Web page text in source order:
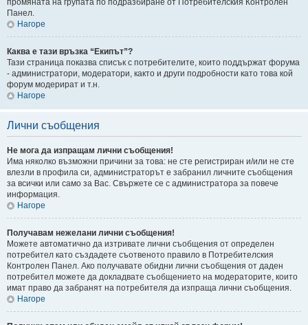
промяната на групата по подразбиране от Потребителския Контролен
Панел.
Нагоре
Каква е тази връзка “Екипът”?
Тази страница показва списък с потребителите, които поддържат форума
- администратори, модератори, както и други подробности като това кой
форум модерират и т.н.
Нагоре
Лични съобщения
Не мога да изпращам лични съобщения!
Има няколко възможни причини за това: не сте регистриран и/или не сте
влезли в профила си, администраторът е забранил личните съобщения
за всички или само за Вас. Свържете се с администратора за повече
информация.
Нагоре
Получавам нежелани лични съобщения!
Можете автоматично да изтривате лични съобщения от определен
потребител като създадете съотвеното правило в Потребителския
Контролен Панел. Ако получавате обидни лични съобщения от даден
потребител можете да докладвате съобщението на модераторите, които
имат право да забранят на потребителя да изпраща лични съобщения.
Нагоре